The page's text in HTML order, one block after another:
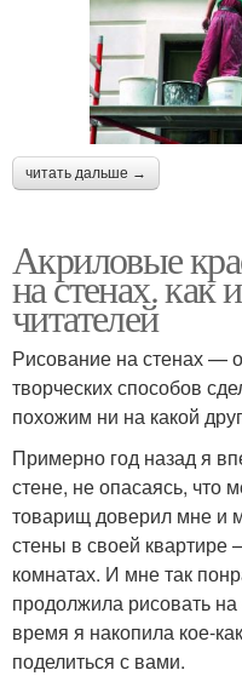
читать дальше →
Акриловые
на стенах. как
читателей
Рисование на стенах —
творческих способов
похожим ни на какой
Примерно год назад я
стене, не опасаясь, что
товарищ доверил мне и
стены в своей квартире
комнатах. И мне так
продолжила рисовать
время я накопила кое-
поделиться с вами.